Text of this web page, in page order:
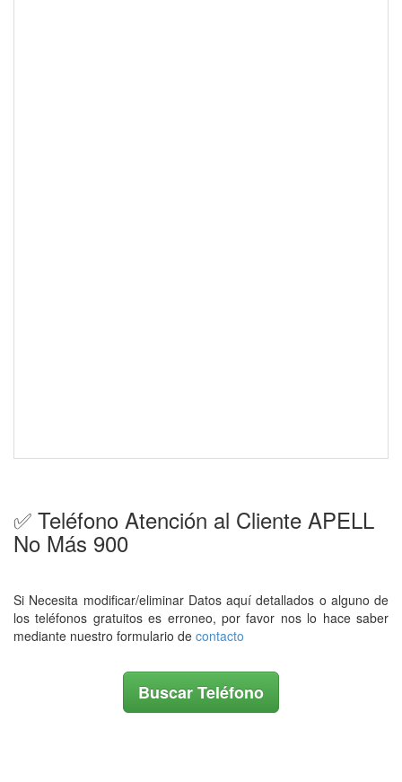
✅ Teléfono Atención al Cliente APELL
No Más 900
Si Necesita modificar/eliminar Datos aquí detallados o alguno de
los teléfonos gratuitos es erroneo, por favor nos lo hace saber
mediante nuestro formulario de contacto
Buscar Teléfono